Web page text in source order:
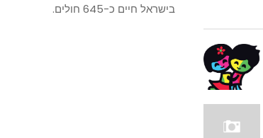
בישראל חיים כ-645 חולים.